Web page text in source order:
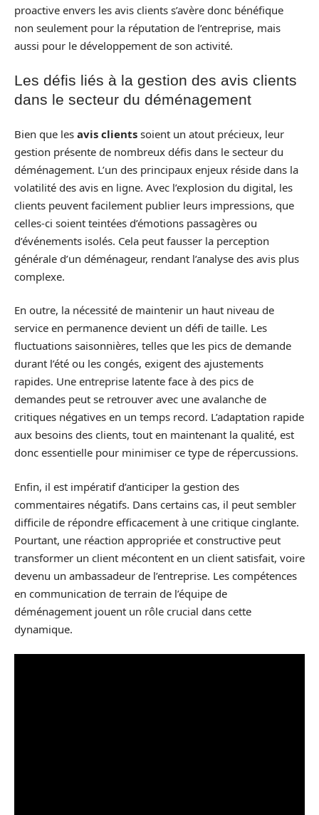
proactive envers les avis clients s’avère donc bénéfique
non seulement pour la réputation de l’entreprise, mais
aussi pour le développement de son activité.
Les défis liés à la gestion des avis clients
dans le secteur du déménagement
Bien que les avis clients soient un atout précieux, leur
gestion présente de nombreux défis dans le secteur du
déménagement. L’un des principaux enjeux réside dans la
volatilité des avis en ligne. Avec l’explosion du digital, les
clients peuvent facilement publier leurs impressions, que
celles-ci soient teintées d’émotions passagères ou
d’événements isolés. Cela peut fausser la perception
générale d’un déménageur, rendant l’analyse des avis plus
complexe.
En outre, la nécessité de maintenir un haut niveau de
service en permanence devient un défi de taille. Les
fluctuations saisonnières, telles que les pics de demande
durant l’été ou les congés, exigent des ajustements
rapides. Une entreprise latente face à des pics de
demandes peut se retrouver avec une avalanche de
critiques négatives en un temps record. L’adaptation rapide
aux besoins des clients, tout en maintenant la qualité, est
donc essentielle pour minimiser ce type de répercussions.
Enfin, il est impératif d’anticiper la gestion des
commentaires négatifs. Dans certains cas, il peut sembler
difficile de répondre efficacement à une critique cinglante.
Pourtant, une réaction appropriée et constructive peut
transformer un client mécontent en un client satisfait, voire
devenu un ambassadeur de l’entreprise. Les compétences
en communication de terrain de l’équipe de
déménagement jouent un rôle crucial dans cette
dynamique.